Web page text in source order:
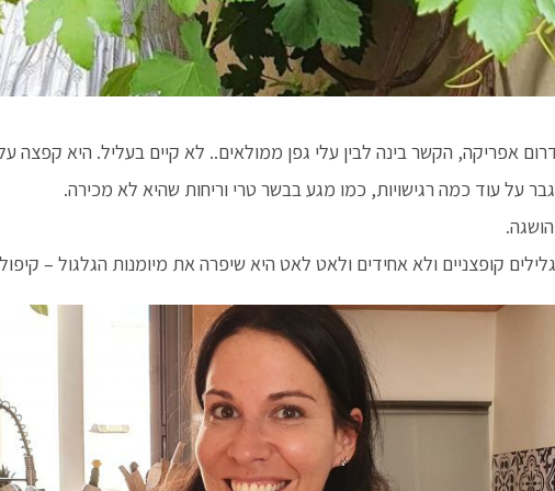
אפריקה, הקשר בינה לבין עלי גפן ממולאים.. לא קיים בעליל. היא קפצה
על עוד כמה רגישויות, כמו מגע בבשר טרי וריחות שהיא לא מכירה.
קופצניים ולא אחידים ולאט לאט היא שיפרה את מיומנות הגלגול –